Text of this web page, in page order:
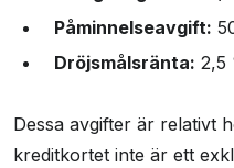
Påminnelseavgift:
Dröjsmålsränta: 2,5
Dessa avgifter är relativt
kreditkortet inte är ett